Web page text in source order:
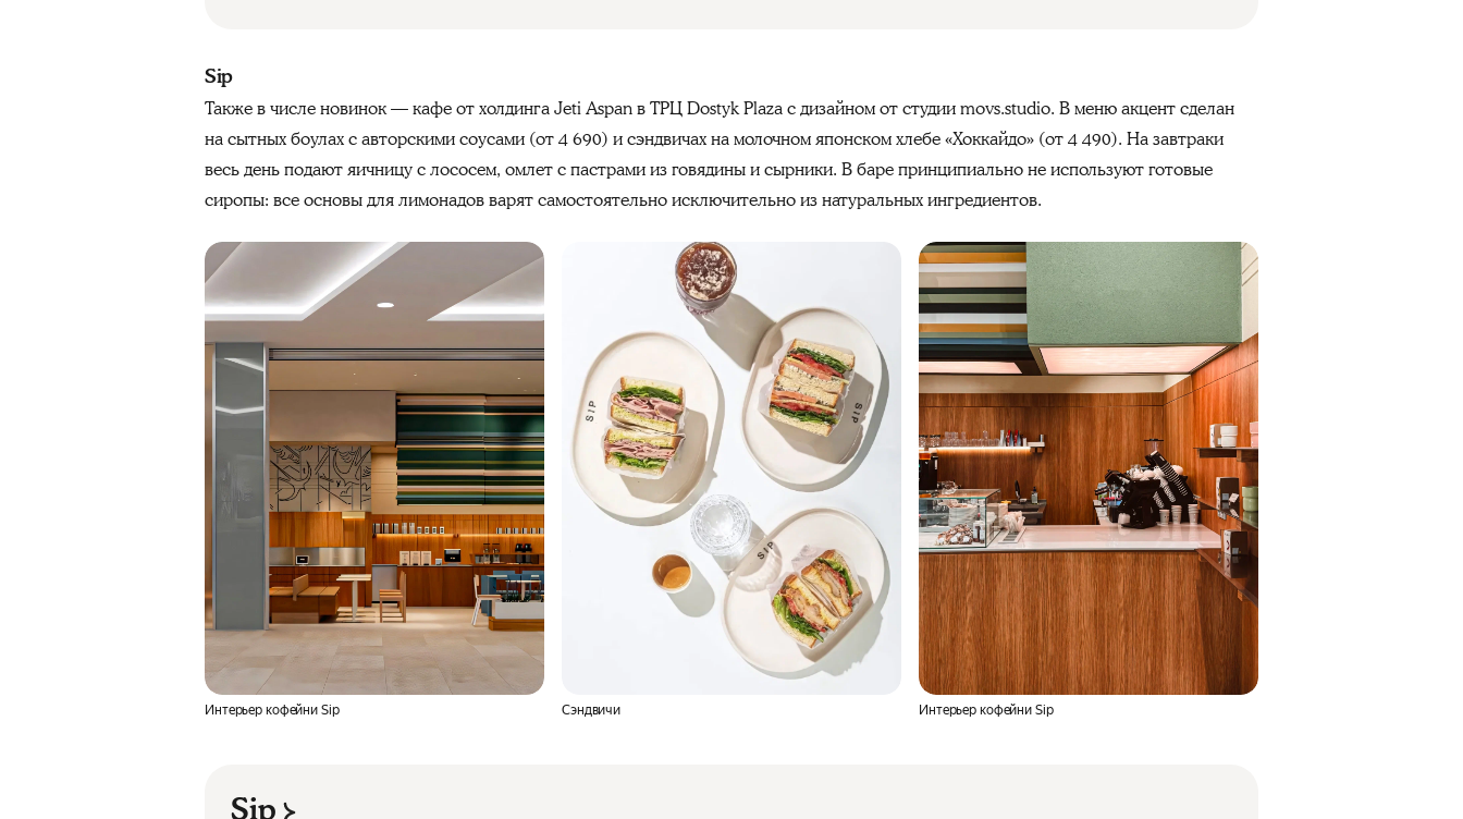
Sip
Также в числе новинок — кафе от холдинга Jeti Aspan в ТРЦ Dostyk Plaza с дизайном от студии movs.studio. В меню акцент сделан
на сытных боулах с авторскими соусами (от 4 690) и сэндвичах на молочном японском хлебе «Хоккайдо» (от 4 490). На завтраки
весь день подают яичницу с лососем, омлет с пастрами из говядины и сырники. В баре принципиально не используют готовые
сиропы: все основы для лимонадов варят самостоятельно исключительно из натуральных ингредиентов.
Интерьер кофейни Sip Сэндвичи Интерьер кофейни Sip